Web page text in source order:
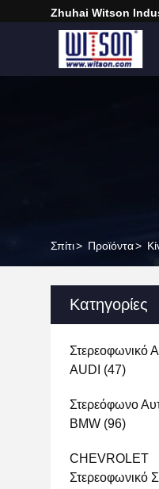
Zhuhai Witson
Σπίτι> Προϊόντα>
Κατηγορίες
Στερεοφωνικό
AUDI (47)
Στερεόφωνο
BMW (96)
CHEVROLET
Στερεοφωνικό